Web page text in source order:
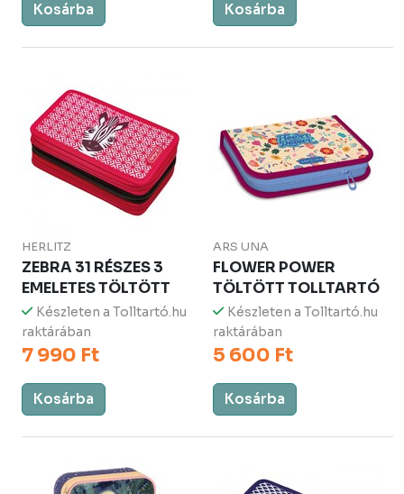
Kosárba Kosárba
HERLITZ
ZEBRA 31 RÉSZES 3
EMELETES TÖLTÖTT
Készleten a Tolltartó.hu
raktárában
7 990 Ft
Kosárba
ARS UNA
FLOWER POWER
TÖLTÖTT TOLLTARTÓ
Készleten a Tolltartó.hu
raktárában
5 600 Ft
Kosárba